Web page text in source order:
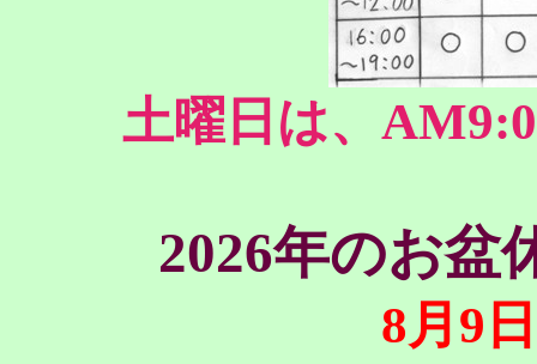
土曜日は、
2026年のお盆
8月9